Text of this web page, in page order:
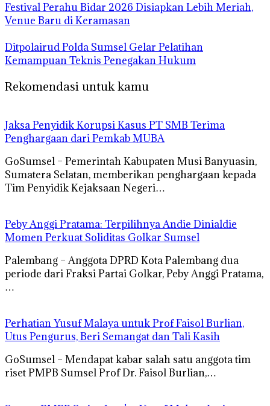
Festival Perahu Bidar 2026 Disiapkan Lebih Meriah,
Venue Baru di Keramasan
Ditpolairud Polda Sumsel Gelar Pelatihan
Kemampuan Teknis Penegakan Hukum
Rekomendasi untuk kamu
Jaksa Penyidik Korupsi Kasus PT SMB Terima
Penghargaan dari Pemkab MUBA
GoSumsel – Pemerintah Kabupaten Musi Banyuasin,
Sumatera Selatan, memberikan penghargaan kepada
Tim Penyidik Kejaksaan Negeri…
Peby Anggi Pratama: Terpilihnya Andie Dinialdie
Momen Perkuat Soliditas Golkar Sumsel
Palembang – Anggota DPRD Kota Palembang dua
periode dari Fraksi Partai Golkar, Peby Anggi Pratama,
…
Perhatian Yusuf Malaya untuk Prof Faisol Burlian,
Utus Pengurus, Beri Semangat dan Tali Kasih
GoSumsel – Mendapat kabar salah satu anggota tim
riset PMPB Sumsel Prof Dr. Faisol Burlian,…